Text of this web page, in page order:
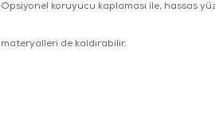
Opsiyonel koruyucu kaplaması ile, hassas
materyalleri de kaldırabilir.